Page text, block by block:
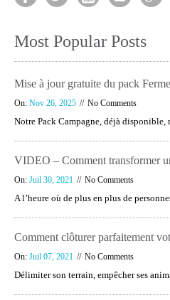
Most Popular Posts
Mise à jour gratuite du pack
On: Nov 26, 2025 No Comments
Notre Pack Campagne, déjà disponible,
VIDEO – Comment transformer
On: Juil 30, 2021 No Comments
A l’heure où de plus en plus de
Comment clôturer parfaitement
On: Juil 07, 2021 No Comments
Délimiter son terrain, empêcher ses